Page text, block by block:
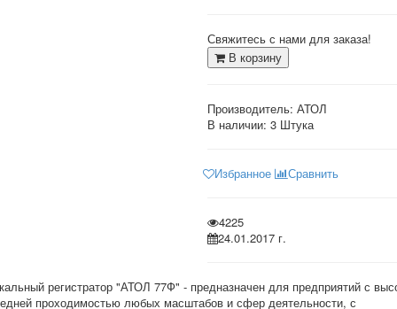
Свяжитесь с нами для заказа!
В корзину
Производитель: АТОЛ
В наличии: 3 Штука
Избранное Сравнить
4225
24.01.2017 г.
регистратор "АТОЛ 77Ф" - предназначен для предприятий с
проходимостью любых масштабов и сфер деятельности, с